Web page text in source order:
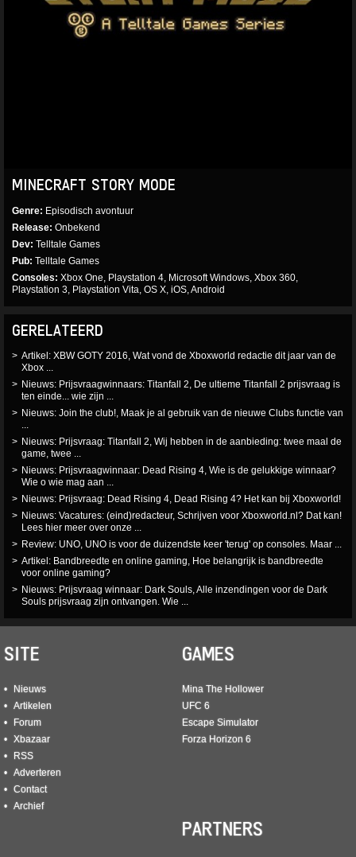
MINECRAFT STORY MODE
Genre Episodisch avontuur
Release Onbekend
Dev Telltale Games
Pub Telltale Games
Consoles Xbox One, Playstation 4, Microsoft Windows, Xbox 360,
Playstation 3, Playstation Vita, OS X, iOS, Android
GERELATEERD
Artikel: XBW GOTY 2016, Wat vond de Xboxworld redactie dit jaar van de
Xbox ...
Nieuws: Prijsvraagwinnaars: Titanfall 2, De ultieme Titanfall 2 prijsvraag is
ten einde... wie zijn ...
Nieuws: Join the club!, Maak je al gebruik van de nieuwe Clubs functie van
...
Nieuws: Prijsvraag: Titanfall 2, Wij hebben in de aanbieding: twee maal de
game, twee ...
Nieuws: Prijsvraagwinnaar: Dead Rising 4, Wie is de gelukkige winnaar?
Wie o wie mag aan ...
Nieuws: Prijsvraag: Dead Rising 4, Dead Rising 4? Het kan bij Xboxworld!
Nieuws: Vacatures: (eind)redacteur, Schrijven voor Xboxworld.nl? Dat kan!
Lees hier meer over onze ...
Review: UNO, UNO is voor de duizendste keer 'terug' op consoles. Maar ...
Artikel: Bandbreedte en online gaming, Hoe belangrijk is bandbreedte
voor online gaming?
Nieuws: Prijsvraag winnaar: Dark Souls, Alle inzendingen voor de Dark
Souls prijsvraag zijn ontvangen. Wie ...
SITE
Nieuws
Artikelen
Forum
Xbazaar
RSS
Adverteren
Contact
Archief
GAMES
Mina The Hollower
UFC 6
Escape Simulator
Forza Horizon 6
PARTNERS